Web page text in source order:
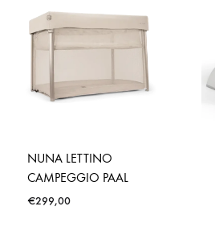
NUNA LETTINO
CAMPEGGIO PAAL
€299,00